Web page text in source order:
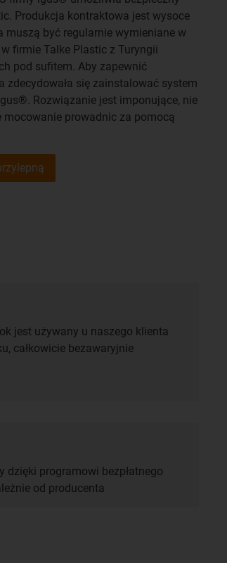
Produkcja kontraktowa jest wysoce
być regularnie wymieniane w
firmie Talke Plastic z Turyngii
pod sufitem. Aby zapewnić
zdecydowała się zainstalować system
Rozwiązanie jest imponujące, nie
prowadnic za pomocą
jest używany u naszego klienta
całkowicie bezawaryjnie
dzięki programowi bezpłatnego
od producenta